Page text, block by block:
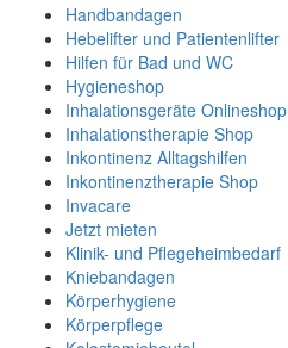
Handbandagen
Hebelifter und Patientenlifter
Hilfen für Bad und WC
Hygieneshop
Inhalationsgeräte Onlineshop
Inhalationstherapie Shop
Inkontinenz Alltagshilfen
Inkontinenztherapie Shop
Invacare
Jetzt mieten
Klinik- und Pflegeheimbedarf
Kniebandagen
Körperhygiene
Körperpflege